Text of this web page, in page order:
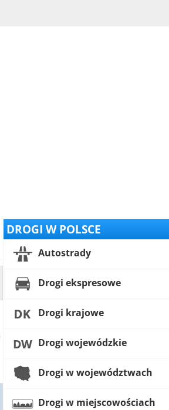
DROGI W POLSCE
Autostrady
Drogi ekspresowe
Drogi krajowe
Drogi wojewódzkie
Drogi w województwach
Drogi w miejscowościach